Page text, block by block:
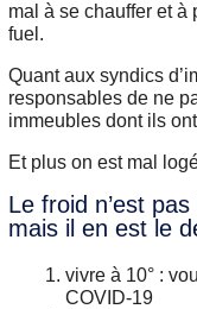
mal à se chauffer et à
fuel.
Quant aux syndics
responsables de ne
immeubles dont ils
Et plus on est mal
Le froid n’est
mais il en est le
vivre à 10° :
COVID-19